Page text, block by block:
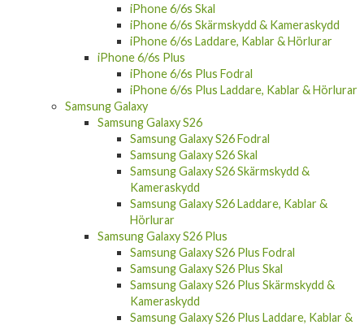
iPhone 6/6s Skal
iPhone 6/6s Skärmskydd & Kameraskydd
iPhone 6/6s Laddare, Kablar & Hörlurar
iPhone 6/6s Plus
iPhone 6/6s Plus Fodral
iPhone 6/6s Plus Laddare, Kablar & Hörlurar
Samsung Galaxy
Samsung Galaxy S26
Samsung Galaxy S26 Fodral
Samsung Galaxy S26 Skal
Samsung Galaxy S26 Skärmskydd &
Kameraskydd
Samsung Galaxy S26 Laddare, Kablar &
Hörlurar
Samsung Galaxy S26 Plus
Samsung Galaxy S26 Plus Fodral
Samsung Galaxy S26 Plus Skal
Samsung Galaxy S26 Plus Skärmskydd &
Kameraskydd
Samsung Galaxy S26 Plus Laddare, Kablar &